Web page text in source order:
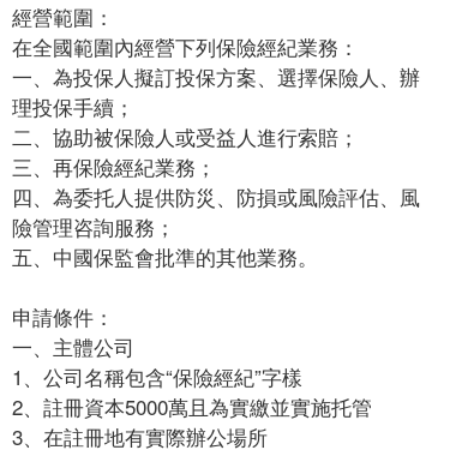
經營範圍：
在全國範圍內經營下列保險經紀業務：
一、為投保人擬訂投保方案、選擇保險人、辦
理投保手續；
二、協助被保險人或受益人進行索賠；
三、再保險經紀業務；
四、為委托人提供防災、防損或風險評估、風
險管理咨詢服務；
五、中國保監會批準的其他業務。
申請條件：
一、主體公司
1、公司名稱包含“保險經紀”字樣
2、註冊資本5000萬且為實繳並實施托管
3、在註冊地有實際辦公場所